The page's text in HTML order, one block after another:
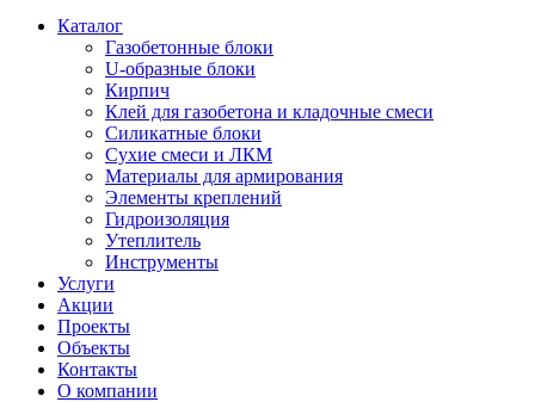
Каталог
Газобетонные блоки
U-образные блоки
Кирпич
Клей для газобетона и кладочные смеси
Силикатные блоки
Сухие смеси и ЛКМ
Материалы для армирования
Элементы креплений
Гидроизоляция
Утеплитель
Инструменты
Услуги
Акции
Проекты
Объекты
Контакты
О компании